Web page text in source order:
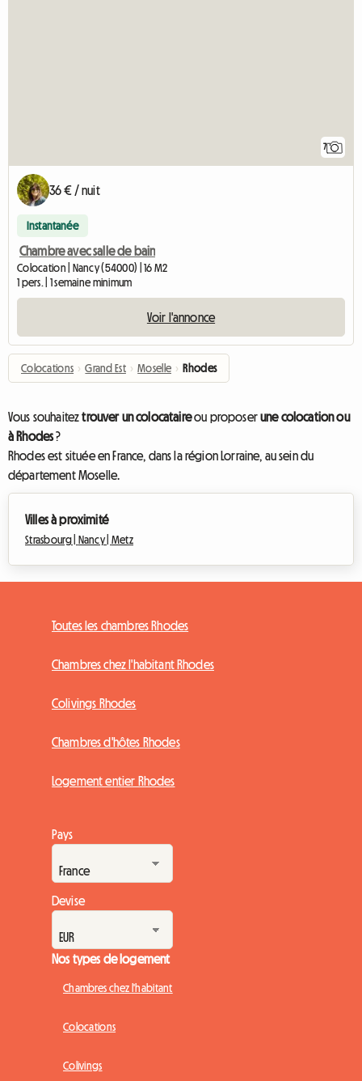
7
36 € / nuit
Instantanée
Chambre avec salle de bain
Colocation | Nancy (54000) | 16 M2
1 pers. | 1 semaine minimum
Voir l'annonce
Colocations › Grand Est › Moselle › Rhodes
Vous souhaiteztrouver un colocataireou proposerune colocation ou
à Rhodes?
Rhodes est située en France, dans la région Lorraine, au sein du
département Moselle.
Villes à proximité
Strasbourg | Nancy | Metz
Toutes les chambres Rhodes
Chambres chez l'habitant Rhodes
Colivings Rhodes
Chambres d'hôtes Rhodes
Logement entier Rhodes
Pays
Devise
Nos types de logement
Chambres chez l'habitant
Colocations
Colivings